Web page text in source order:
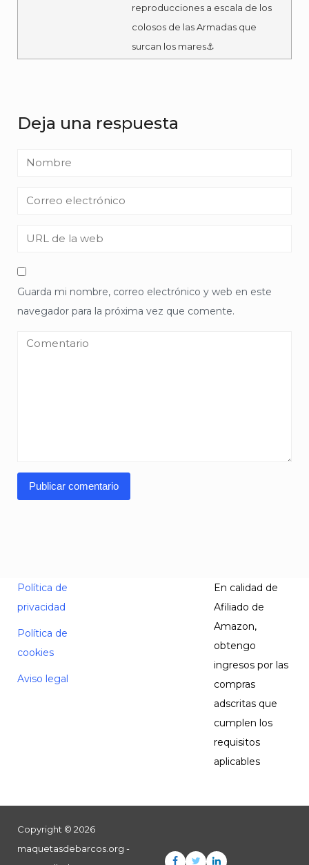
reproducciones a escala de los
colosos de las Armadas que
surcan los mares⚓
Deja una respuesta
Guarda mi nombre, correo electrónico y web en este
navegador para la próxima vez que comente.
Política de
privacidad
Política de
cookies
Aviso legal
En calidad de
Afiliado de
Amazon,
obtengo
ingresos por las
compras
adscritas que
cumplen los
requisitos
aplicables
Copyright © 2026
maquetasdebarcos.org -